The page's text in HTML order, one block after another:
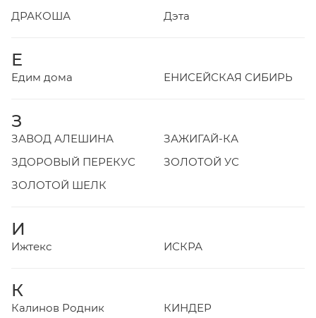
ДРАКОША
Дэта
Е
Едим дома ЕНИСЕЙСКАЯ СИБИРЬ
З
ЗАВОД АЛЕШИНА
ЗАЖИГАЙ-КА
ЗДОРОВЫЙ ПЕРЕКУС
ЗОЛОТОЙ УС
ЗОЛОТОЙ ШЕЛК
И
Ижтекс ИСКРА
К
Калинов Родник
КИНДЕР